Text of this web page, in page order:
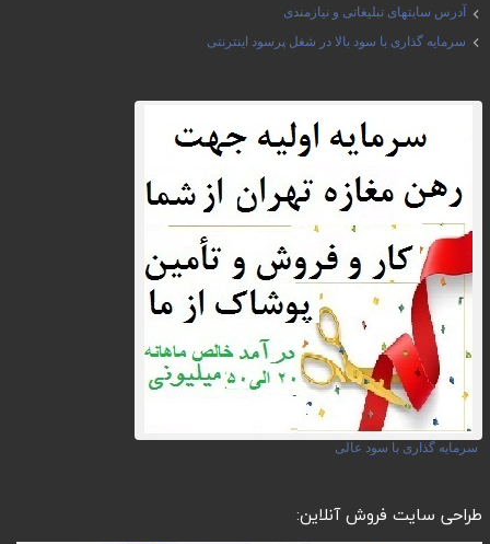
آدرس سایتهای تبلیغاتی و نیازمندی
سرمایه گذاری با سود بالا در شغل پرسود اینترنتی
سرمایه گذاری با سود عالی
طراحی سایت فروش آنلاین: